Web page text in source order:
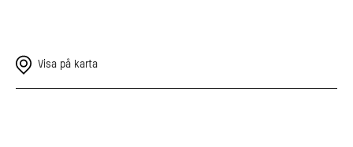
Visa på karta